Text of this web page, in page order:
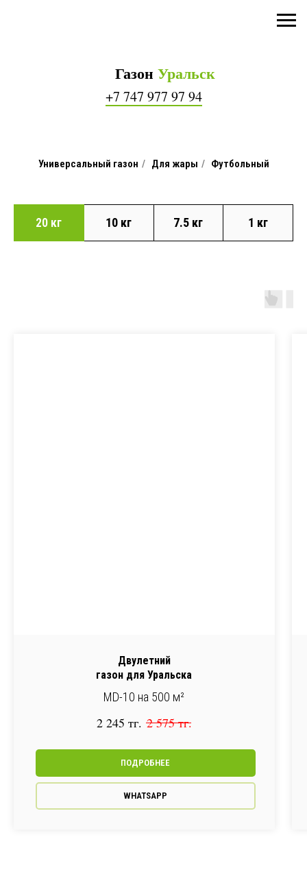
Газон Уральск
+7 747 977 97 94
Универсальный газон / Для жары / Футбольный
20 кг 10 кг 7.5 кг 1 кг
Двулетний
газон для Уральска
MD-10 на 500 м²
2 245 тг. 2 575 тг.
ПОДРОБНЕЕ
WHATSAPP